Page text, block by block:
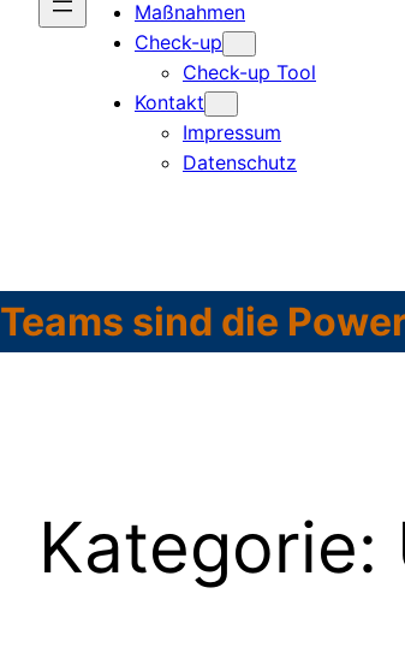
Maßnahmen
Check-up
Check-up Tool
Kontakt
Impressum
Datenschutz
Teams sind die
Kategorie: